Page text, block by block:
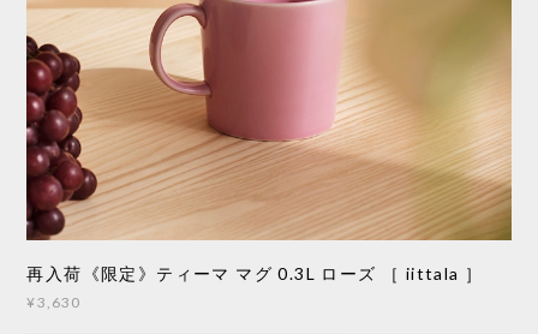
再入荷《限定》ティーマ マグ 0.3L ローズ ［ iittala ］
¥3,630